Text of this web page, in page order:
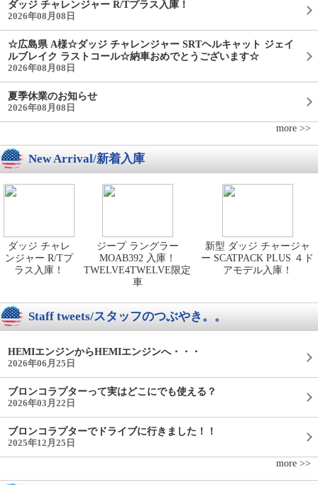
ダッジ チャレンジャー R/Tプラス入庫！
2026年08月08日
☆広島県 A様☆ダッジ チャレンジャー SRTヘルキャット ジェイ
ルブレイク ラストコール☆納車おめでとうございます☆
2026年08月08日
夏季休業のお知らせ
2026年08月08日
more >>
New Arrival/新着入庫
ダッジ チャレ
ンジャー R/Tプ
ラス入庫！
ジープ ラングラー
MOAB392 入庫！
TWELVE4TWELVE限定
車
新型 ダッジ チャージャ
ー SCATPACK PLUS ４ド
アモデル入庫！
Staff tweets/スタッフのつぶやき。。
HEMIエンジンからHEMIエンジンへ・・・
2026年06月25日
ブロンコラプターって実はどこにでも使える？
2026年03月22日
ブロンコラプターでドライブに行きました！！
2025年12月25日
more >>